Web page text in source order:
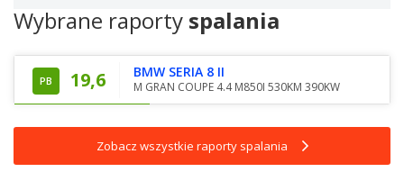
Wybrane raporty spalania
PB 19,6 BMW SERIA 8 II
M GRAN COUPE 4.4 M850I 530KM 390KW
Zobacz wszystkie raporty spalania